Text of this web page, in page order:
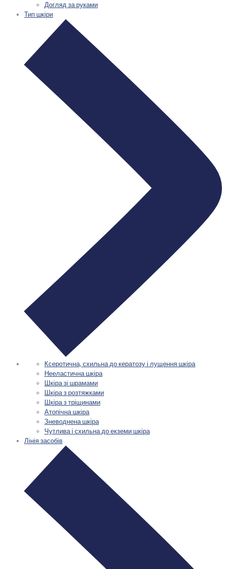
Догляд за руками
Тип шкіри
Ксеротична, схильна до кератозу і лущення шкіра
Нееластична шкіра
Шкіра зі шрамами
Шкіра з розтяжками
Шкіра з тріщинами
Атопічна шкіра
Зневоднена шкіра
Чутлива і схильна до екземи шкіра
Лінія засобів